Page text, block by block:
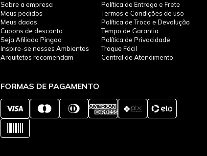
Sobre a empresa
Meus pedidos
Meus dados
Cupons de desconto
Seja Afiliado Pingoo
Inspire-se nesses Ambientes
Arquitetos recomendam
Política de Entrega e Frete
Termos e Condições de uso
Política de Troca e Devolução
Tempo de Garantia
Política de Privacidade
Troque Fácil
Central de Atendimento
FORMAS DE PAGAMENTO